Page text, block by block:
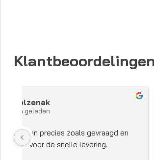
Klantbeoordelingen
We hadden een ongebruikelijke
een smalle ruimte in een
bedrijf vertelde ons dat het niet